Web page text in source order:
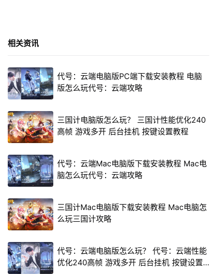
相关资讯
代号：云端电脑版PC端下载安装教程 电脑
版怎么玩代号：云端攻略
三国计电脑版怎么玩？ 三国计性能优化240
高帧 游戏多开 后台挂机 按键设置教程
代号：云端Mac电脑版下载安装教程 Mac电
脑怎么玩代号：云端攻略
三国计Mac电脑版下载安装教程 Mac电脑怎
么玩三国计攻略
代号：云端电脑版怎么玩？ 代号：云端性能
优化240高帧 游戏多开 后台挂机 按键设置